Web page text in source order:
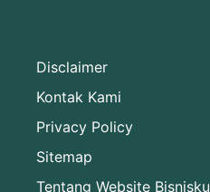
Disclaimer
Kontak Kami
Privacy Policy
Sitemap
Tentang Website